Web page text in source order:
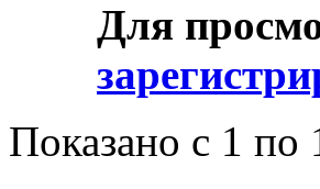
Для
Показано с 1 по